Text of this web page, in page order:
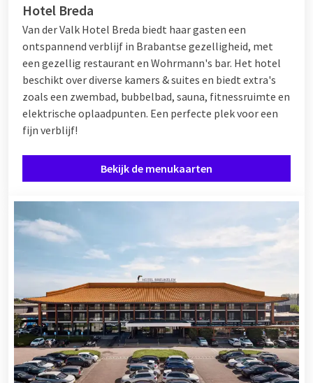
Hotel Breda
Van der Valk Hotel Breda biedt haar gasten een
ontspannend verblijf in Brabantse gezelligheid, met
een gezellig restaurant en Wohrmann's bar. Het hotel
beschikt over diverse kamers & suites en biedt extra's
zoals een zwembad, bubbelbad, sauna, fitnessruimte en
elektrische oplaadpunten. Een perfecte plek voor een
fijn verblijf!
Bekijk de menukaarten